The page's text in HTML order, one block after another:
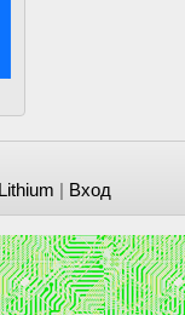
Lithium Вход